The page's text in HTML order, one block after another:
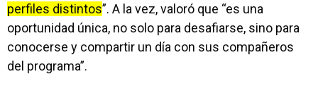
perfiles distintos”. A la vez, valoró que “es una
oportunidad única, no solo para desafiarse, sino para
conocerse y compartir un día con sus compañeros
del programa”.